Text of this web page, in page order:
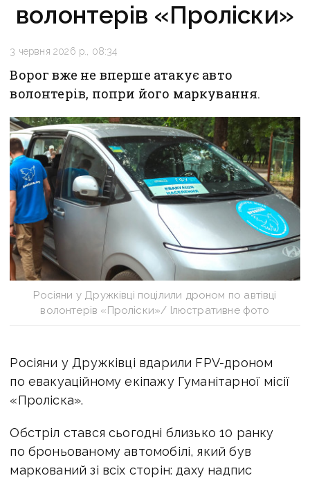
волонтерів «Проліски»
3 червня 2026 р., 08:34
Ворог вже не вперше атакує авто
волонтерів, попри його маркування.
Росіяни у Дружківці поцілили дроном по автівці
волонтерів «Проліски»/ Ілюстративне фото
Росіяни у Дружківці вдарили FPV-дроном
по евакуаційному екіпажу Гуманітарної місії
«Проліска».
Обстріл стався сьогодні близько 10 ранку
по броньованому автомобілі, який був
маркований зі всіх сторін: даху надпис